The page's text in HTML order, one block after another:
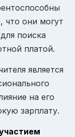
что они могут
поиска
платой.
является
на его
зарплату.